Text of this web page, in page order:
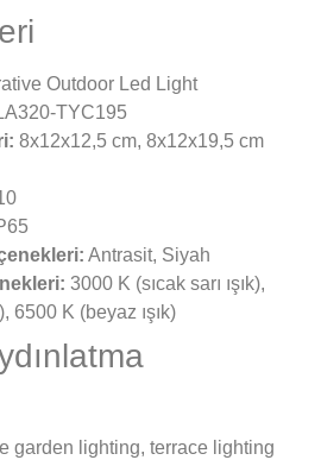
Outdoor Led Light
TYC195
8x12x12,5 cm, 8x12x19,5 cm
Antrasit, Siyah
3000 K (sıcak sarı ışık),
6500 K (beyaz ışık)
garden lighting, terrace lighting